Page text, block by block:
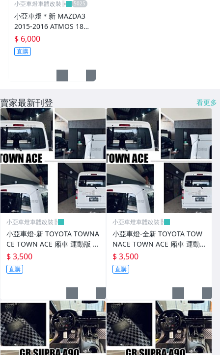
小亞車燈車體改裝╠
小亞車燈＊新 MAZDA3
2015-2016 ATMOS 18
吋 鋁圈 輪框 18*8.5 5/1
08 ET40 5孔108 銀黑車
邊 鉚釘款
$ 6,000
直購
賣家最新刊登 看更多
小亞車燈車體改裝╠
小亞車燈-新 TOYOTA TOWNA
CE TOWN ACE 廂車 運動版 尾
翼 鴨尾 素材 FRP
$ 3,500
直購
小亞車燈車體改裝╠
小亞車燈-全新 TOYOTA TOW
NACE TOWN ACE 廂車 運動
版 尾翼 鴨尾 素材 FRP
$ 3,500
直購